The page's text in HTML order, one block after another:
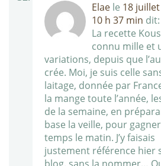
Elae le 18
10 h 37 min dit:
La recette
connu mille et
variations, depuis que
crée. Moi, je suis celle
laitage, donnée par
la mange toute l’année,
de la semaine, en
base la veille, pour
temps le matin. J’y faisais
justement référence hier